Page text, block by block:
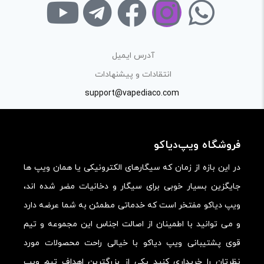
با توجه به ساختار بخش نظرات، از پرسیدن سوال یا درخواست
راهنمایی در این بخش خودداری کرده و سوالات خود را در بخش
آدرس ایمیل
انتقادات و پیشنهادات
support@vapediaco.com
فروشگاه ویپ‌دیاکو
در این بازه از زمان که سیگارهای الکترونیکی یا همان ویپ ها
جایگزین بسیار خوبی برای سیگار و دخانیات مضر شده اند،
ویپ دیاکو مفتخر است که خدماتی مطمئن به شما عرضه دارد
و می توانید با اطمینان از اصالت اجناس این مجموعه و تیم
قوی پشتیبانی ویپ دیاکو با خیالی راحت محصولات مورد
نظرتان را خریداری کنید یکی از بزرگترین اهداف تیم ویپ